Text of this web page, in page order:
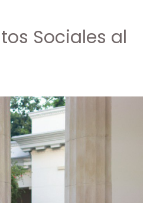
Sociales al